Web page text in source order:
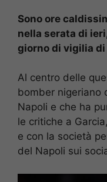
Sono ore
nella serata di
giorno di vigilia
Al centro delle
bomber nigeriano
Napoli e che ha
le critiche a
e con la società
del Napoli sui